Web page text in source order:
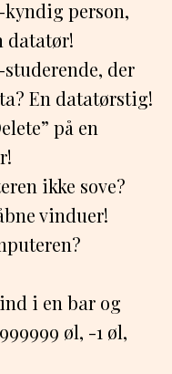
person,
datatør!
der
En datatørstig!
på en
ikke sove?
vinduer!
i en bar og
øl, -1 øl,